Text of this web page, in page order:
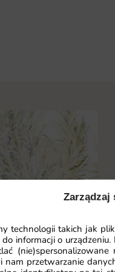
Zarządzaj
technologii takich jak
informacji o
nam przetwarzanie